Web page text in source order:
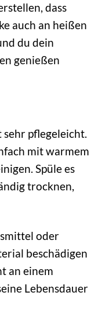
dass
auch an heißen
du dein
genießen
sehr pflegeleicht.
mit warmem
Spüle es
trocknen,
oder
beschädigen
an einem
Lebensdauer